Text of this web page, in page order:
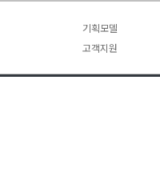
기획모델
전체보기
고객지원